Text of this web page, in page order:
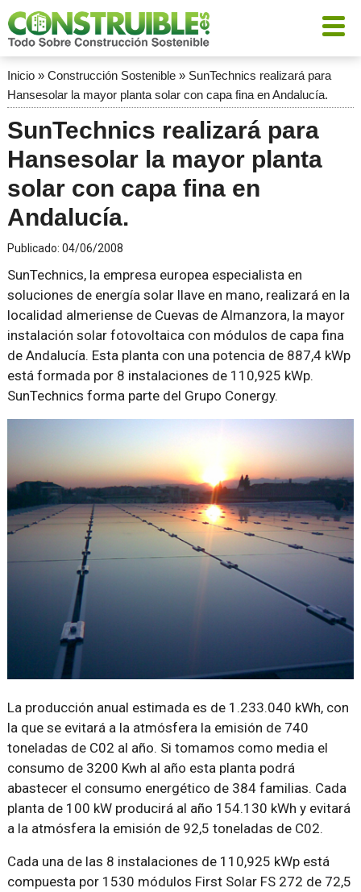
Inicio» Construcción Sostenible» SunTechnics realizará para
Hansesolar la mayor planta solar con capa fina en Andalucía.
SunTechnics realizará para
Hansesolar la mayor planta
solar con capa fina en
Andalucía.
Publicado: 04/06/2008
SunTechnics, la empresa europea especialista en
soluciones de energía solar llave en mano, realizará en la
localidad almeriense de Cuevas de Almanzora, la mayor
instalación solar fotovoltaica con módulos de capa fina
de Andalucía. Esta planta con una potencia de 887,4 kWp
está formada por 8 instalaciones de 110,925 kWp.
SunTechnics forma parte del Grupo Conergy.
La producción anual estimada es de 1.233.040 kWh, con
la que se evitará a la atmósfera la emisión de 740
toneladas de C02 al año. Si tomamos como media el
consumo de 3200 Kwh al año esta planta podrá
abastecer el consumo energético de 384 familias. Cada
planta de 100 kW producirá al año 154.130 kWh y evitará
a la atmósfera la emisión de 92,5 toneladas de C02.
Cada una de las 8 instalaciones de 110,925 kWp está
compuesta por 1530 módulos First Solar FS 272 de 72,5